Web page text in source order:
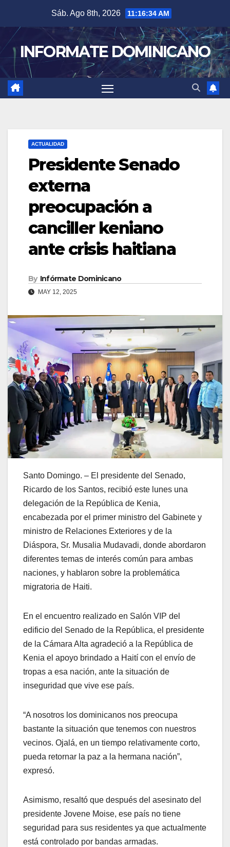
content
Sáb. Ago 8th, 2026 11:16:35 AM
INFORMATE DOMINICANO
ACTUALIDAD
Presidente Senado
externa
preocupación a
canciller keniano
ante crisis haitiana
By Infórmate Dominicano
MAY 12, 2025
Santo Domingo. – El presidente del Senado,
Ricardo de los Santos, recibió este lunes una
delegación de la República de Kenia,
encabezada por el primer ministro del Gabinete y
ministro de Relaciones Exteriores y de la
Diáspora, Sr. Musalia Mudavadi, donde abordaron
diferentes temas de interés común para ambas
naciones, y hablaron sobre la problemática
migratoria de Haiti.
En el encuentro realizado en Salón VIP del
edificio del Senado de la República, el presidente
de la Cámara Alta agradeció a la República de
Kenia el apoyo brindado a Haití con el envío de
tropas a esa nación, ante la situación de
inseguridad que vive ese país.
“A nosotros los dominicanos nos preocupa
bastante la situación que tenemos con nuestros
vecinos. Ojalá, en un tiempo relativamente corto,
pueda retornar la paz a la hermana nación”,
expresó.
Asimismo, resaltó que después del asesinato del
presidente Jovene Moise, ese país no tiene
seguridad para sus residentes ya que actualmente
está controlado por bandas armadas.